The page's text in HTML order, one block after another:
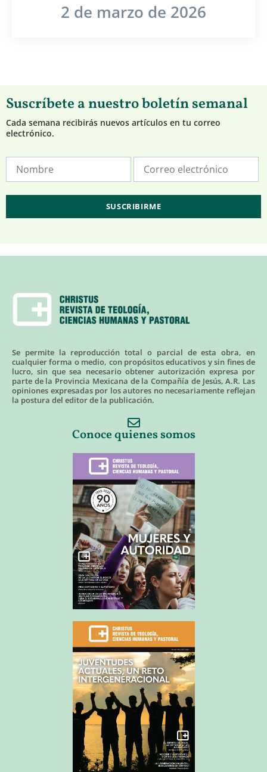
2 de marzo de 2026
Suscríbete a nuestro boletín semanal
Cada semana recibirás nuevos artículos en tu correo
electrónico.
Se permite la reproducción total o parcial de esta obra, en
cualquier forma o medio, con propósitos educativos y sin fines de
lucro, sin que sea necesario obtener autorización expresa por
parte de la Provincia Mexicana de la Compañía de Jesús, A.R. Las
opiniones expresadas por los autores no necesariamente reflejan
la postura del editor de la publicación.
Conoce quienes somos